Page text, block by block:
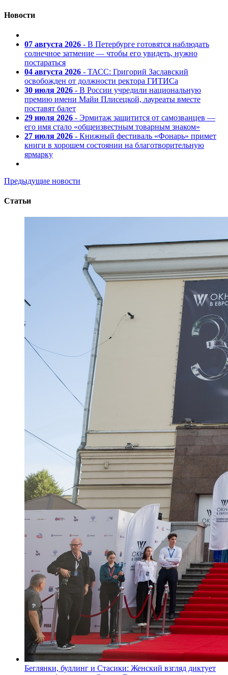
Новости
07 августа 2026 - В Петербурге готовятся наблюдать
солнечное затмение — чтобы его увидеть, нужно
постараться
04 августа 2026 - ТАСС: Григорий Заславский
освобожден от должности ректора ГИТИСа
30 июля 2026 - В России учредили национальную
премию имени Майи Плисецкой, лауреаты вместе
поставят балет
29 июля 2026 - Эрмитаж защитится от самозванцев —
его имя стало «общеизвестным товарным знаком»
27 июля 2026 - Книжный фестиваль «Фонарь» примет
книги в хорошем состоянии на благотворительную
ярмарку
Предыдущие новости
Статьи
Беглянки, буллинг и Стасики: Женский взгляд диктует